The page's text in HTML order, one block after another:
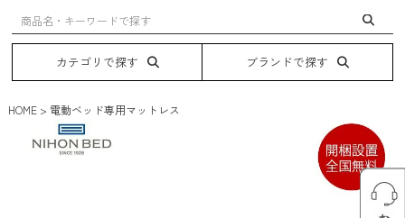
カテゴリで探す ブランドで探す
HOME 電動ベッド専用マットレス